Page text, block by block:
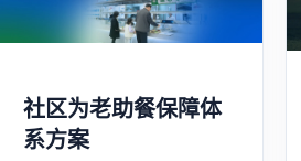
社区为老助餐保障体
系方案